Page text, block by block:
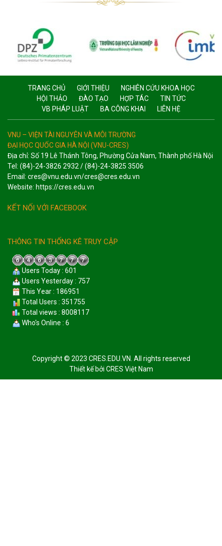
TRANG CHỦ GIỚI THIỆU
NGHIÊN CỨU KHOA HỌC
HỘI THẢO
ĐÀO TẠO HỢP TÁC
TIN TỨC
VB PHÁP LUẬT
BA CÔNG KHAI LIÊN HỆ
VNU – VIỆN TÀI NGUYÊN VÀ MÔI TRƯỜNG
ĐẠI HỌC QUỐC GIA HÀ NỘI (VNU-CRES)
Địa chỉ: Số 19 Lê Thánh Tông, Phường Cửa Nam, Thành phố Hà Nội
Tel: (84)-24-3826 2932 / (84)-24-3825 3506
Email: cres@vnu.edu.vn/cres@cres.edu.vn
Website: https://cres.edu.vn
KẾT NỐI VỚI FACEBOOK
THÔNG TIN THỐNG KÊ TRUY CẬP
Users Today : 601
Users Yesterday : 757
This Year : 186951
Total Users : 351755
Total views : 8008117
Who's Online : 6
Copyright © 2023 CRES.EDU.VN. All rights reserved
Thiết kế bởi CRES Việt Nam